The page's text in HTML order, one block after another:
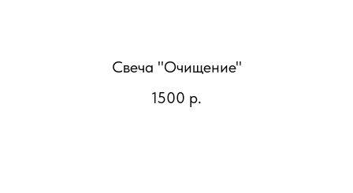
Свеча "Очищение"
1500 р.